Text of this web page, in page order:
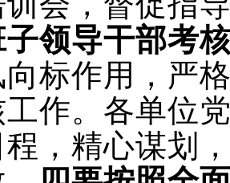
领导干部考
标作用，严
工作。各单位
，精心谋划